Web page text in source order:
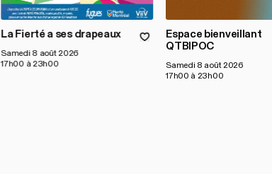
La Fierté a ses drapeaux
Samedi 8 août 2026
17h00 à 23h00
Espace bienveillant
QTBIPOC
Samedi 8 août 2026
17h00 à 23h00